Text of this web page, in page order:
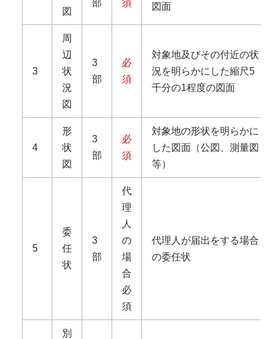
図
部 須 図面
3
周
辺
状
況
図
3
部
必
須
対象地及びその付近の状
況を明らかにした縮尺5
千分の1程度の図面
4
形
状
図
3
部
必
須
対象地の形状を明らかに
した図面（公図、測量図
等）
5
委
任
状
3
部
代
理
人
の
場
合
必
須
代理人が届出をする場合
の委任状
別